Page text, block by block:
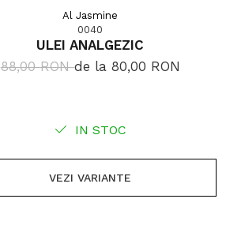
Al Jasmine
0040
ULEI ANALGEZIC
88,00 RONde la 80,00 RON
IN STOC
VEZI VARIANTE